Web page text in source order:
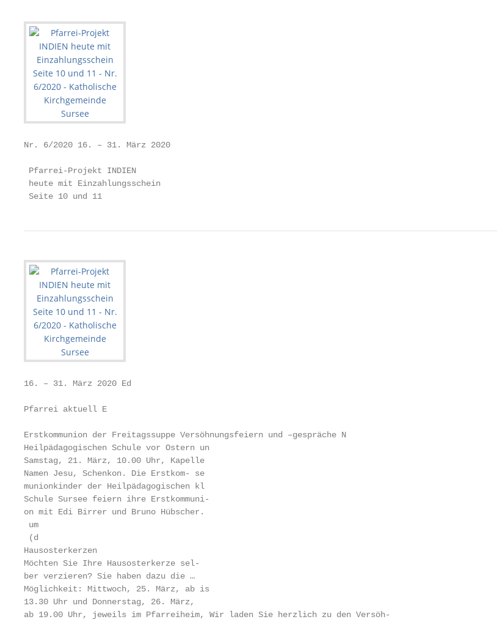
Nr. 6/2020 16. – 31. März 2020
Pfarrei-Projekt INDIEN
heute mit Einzahlungsschein
Seite 10 und 11
16. – 31. März 2020 Ed
Pfarrei aktuell E
Erstkommunion der Freitagssuppe Versöhnungsfeiern und –gespräche N
Heilpädagogischen Schule vor Ostern un
Samstag, 21. März, 10.00 Uhr, Kapelle
Namen Jesu, Schenkon. Die Erstkom- se
munionkinder der Heilpädagogischen kl
Schule Sursee feiern ihre Erstkommuni-
on mit Edi Birrer und Bruno Hübscher.
um
(d
Hausosterkerzen
Möchten Sie Ihre Hausosterkerze sel-
ber verzieren? Sie haben dazu die …
Möglichkeit: Mittwoch, 25. März, ab is
13.30 Uhr und Donnerstag, 26. März,
ab 19.00 Uhr, jeweils im Pfarreiheim, Wir laden Sie herzlich zu den Versöh-